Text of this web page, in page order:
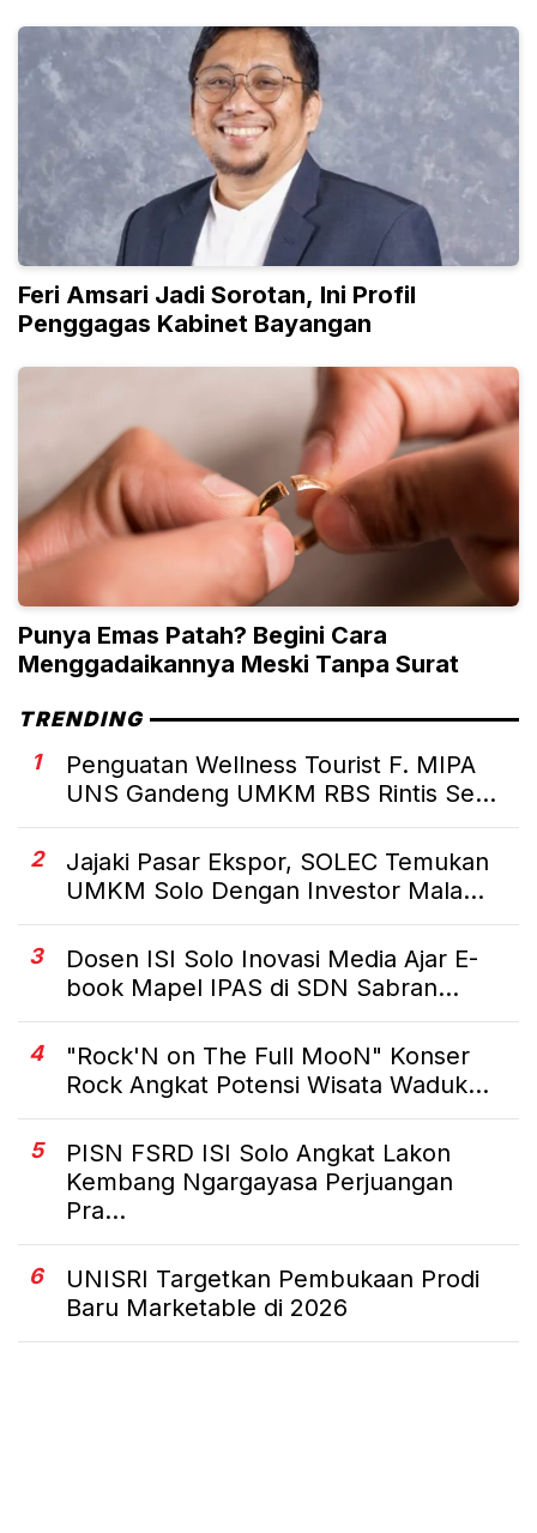
Feri Amsari Jadi Sorotan, Ini Profil
Penggagas Kabinet Bayangan
Punya Emas Patah? Begini Cara
Menggadaikannya Meski Tanpa Surat
TRENDING
1
Penguatan Wellness Tourist F. MIPA
UNS Gandeng UMKM RBS Rintis Se...
2
Jajaki Pasar Ekspor, SOLEC Temukan
UMKM Solo Dengan Investor Mala...
3
Dosen ISI Solo Inovasi Media Ajar E-
book Mapel IPAS di SDN Sabran...
4
"Rock'N on The Full MooN" Konser
Rock Angkat Potensi Wisata Waduk...
5
PISN FSRD ISI Solo Angkat Lakon
Kembang Ngargayasa Perjuangan
Pra...
6
UNISRI Targetkan Pembukaan Prodi
Baru Marketable di 2026